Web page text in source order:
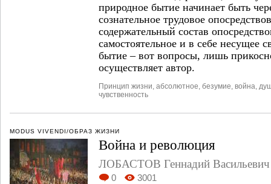
природное бытие начинает быть
сознательное трудовое
содержательный состав
самостоятельное и в себе несущее
бытие – вот вопросы, лишь
осуществляет автор.
Принцип жизни абсолютное безумие война
чувственность
MODUS VIVENDI/ОБРАЗ ЖИЗНИ
Война и революция
ЛОБАСТОВ Геннадий Васильевич
0 3001